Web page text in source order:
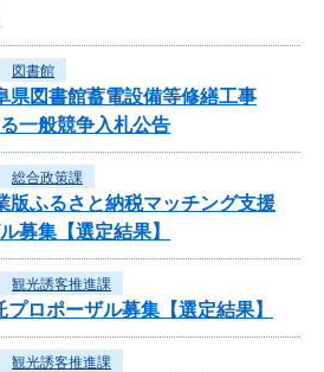
図書館
県図書館蓄電設備等修繕工事
一般競争入札公告
総合政策課
版ふるさと納税マッチング支援
募集【選定結果】
観光誘客推進課
ロポーザル募集【選定結果】
観光誘客推進課